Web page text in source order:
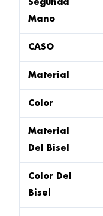
Segunda
Mano
CASO
Material
Color
Material
Del Bisel
Color Del
Bisel